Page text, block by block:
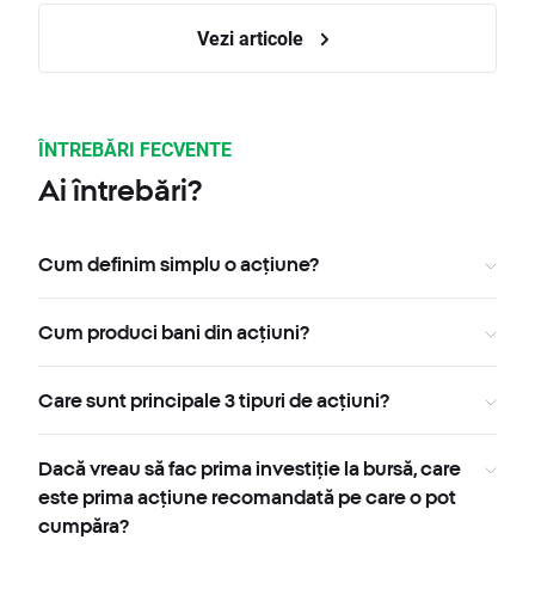
Vezi articole
ÎNTREBĂRI FECVENTE
Ai întrebări?
Cum definim simplu o acțiune?
Cum produci bani din acțiuni?
Care sunt principale 3 tipuri de acțiuni?
Dacă vreau să fac prima investiție la bursă, care
este prima acțiune recomandată pe care o pot
cumpăra?